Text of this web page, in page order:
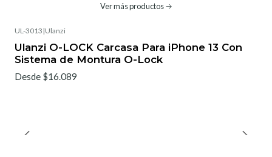
Ver más productos
UL-3013 |Ulanzi
Ulanzi O-LOCK Carcasa Para iPhone 13 Con
Sistema de Montura O-Lock
Desde $16.089